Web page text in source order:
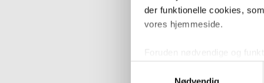
der funktionelle cookies,
vores hjemmeside.
Foruden nødvendige og
med henblik på